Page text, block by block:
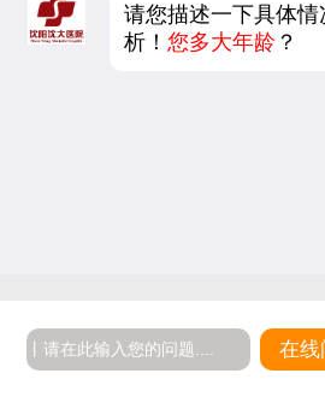
请您描述一下具体
析！您多大年龄 ？
在线